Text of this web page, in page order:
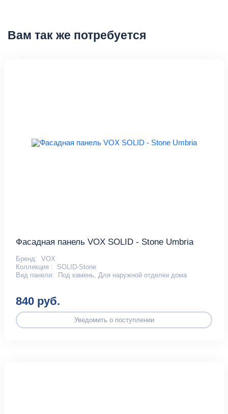
Вам так же потребуется
Фасадная панель VOX SOLID - Stone Umbria
Бренд: VOX
Коллекция :
SOLID-Stone
Вид панели:
Под камень, Для наружной отделки дома
840 руб.
Уведомить о поступлении